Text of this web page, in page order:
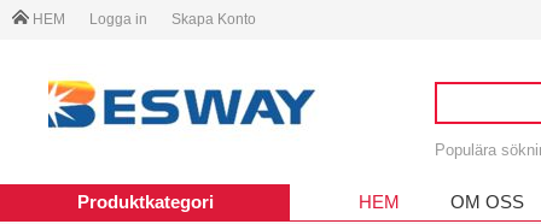
HEM Logga in Skapa Konto
Populära
Produktkategori HEM OM OSS